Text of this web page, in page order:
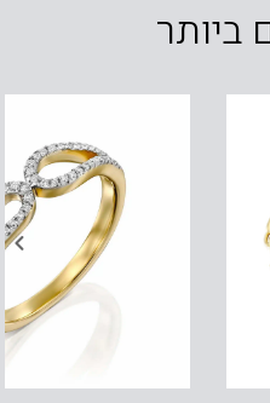
ביותר